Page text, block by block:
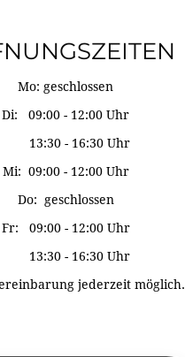
Mo: geschlossen
Di: 09:00 - 12:00 Uhr
13:30 - 16:30 Uhr
Mi: 09:00 - 12:00 Uhr
Do: geschlossen
Fr: 09:00 - 12:00 Uhr
13:30 - 16:30 Uhr
jederzeit möglich.